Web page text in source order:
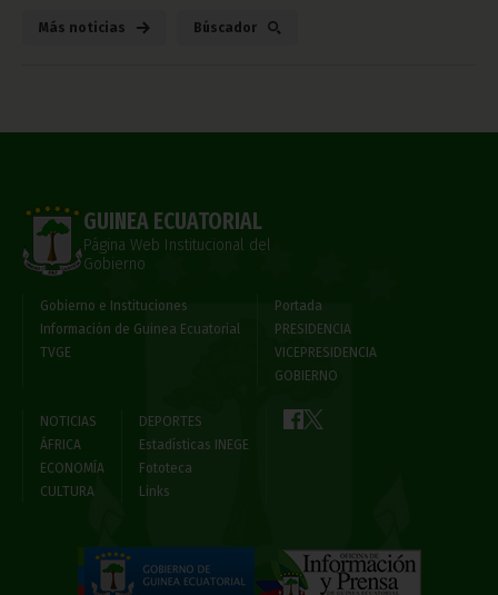
Más noticias Búscador
GUINEA ECUATORIAL
Página Web Institucional del
Gobierno
Gobierno e Instituciones
Información de Guinea Ecuatorial
TVGE
Portada
PRESIDENCIA
VICEPRESIDENCIA
GOBIERNO
NOTICIAS
ÁFRICA
ECONOMÍA
CULTURA
DEPORTES
Estadísticas INEGE
Fototeca
Links